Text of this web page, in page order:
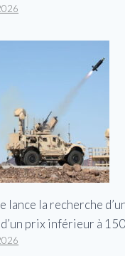
lance la recherche
prix inférieur à